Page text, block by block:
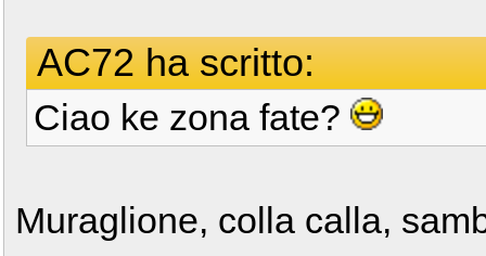
AC72 ha scritto:
Ciao ke zona fate?
Muraglione, colla calla,